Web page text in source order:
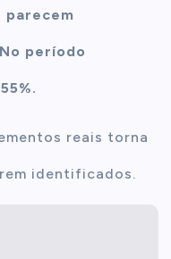
parecem
período
reais torna
identificados.